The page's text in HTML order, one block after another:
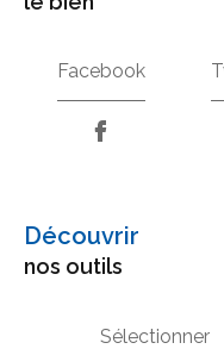
Facebook
découvrir
nos outils
Sélectionner